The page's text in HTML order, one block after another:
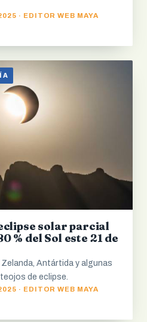
· EDITOR WEB MAYA
solar parcial
% del Sol este 21 de
Zelanda, Antártida y algunas
de eclipse.
· EDITOR WEB MAYA